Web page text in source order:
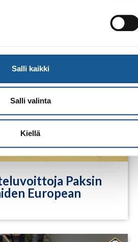
Salli kaikki
Salli valinta
Kiellä
Paksin
European